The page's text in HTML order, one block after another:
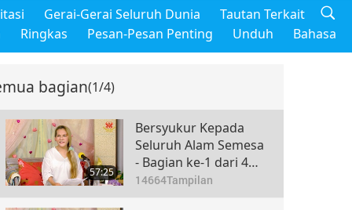
Gerai-Gerai Seluruh Dunia
Tautan Terkait
Ringkas Pesan-Pesan Penting Unduh Bahasa
bagian(1/4)
57:25
Bersyukur Kepada
Seluruh Alam Semesa
- Bagian ke-1 dari 4
seri
14664Tampilan